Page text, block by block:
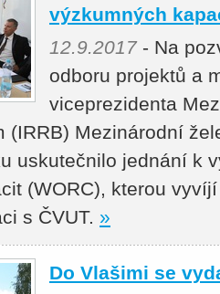
výzkumných
12.9.2017- Na
odboru projektů a
viceprezidenta
(IRRB) Mezinárodní
uskutečnilo jednání k
(WORC), kterou
s ČVUT. »
Do Vlašimi se